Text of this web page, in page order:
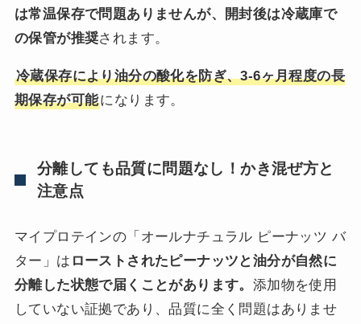
は常温保存で問題ありませんが、開封後は冷蔵庫で
の保管が推奨されます。
冷蔵保存により油分の酸化を防ぎ、3-6ヶ月程度の長
期保存が可能になります。
分離しても品質に問題なし！かき混ぜ方と
注意点
マイプロテインの「オールナチュラル ピーナッツ バ
ター」は ローストされたピーナッツと油分が自然に
分離した状態で届くことがあります。 添加物を使用
していない証拠であり、品質に全く問題はありませ